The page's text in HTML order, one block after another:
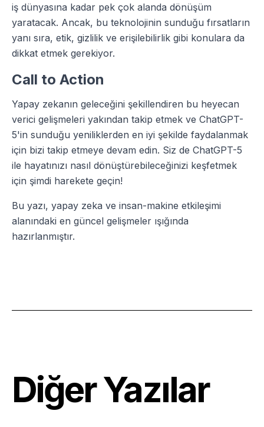
iş dünyasına kadar pek çok alanda dönüşüm
yaratacak. Ancak, bu teknolojinin sunduğu fırsatların
yanı sıra, etik, gizlilik ve erişilebilirlik gibi konulara da
dikkat etmek gerekiyor.
Call to Action
Yapay zekanın geleceğini şekillendiren bu heyecan
verici gelişmeleri yakından takip etmek ve ChatGPT-
5'in sunduğu yeniliklerden en iyi şekilde faydalanmak
için bizi takip etmeye devam edin. Siz de ChatGPT-5
ile hayatınızı nasıl dönüştürebileceğinizi keşfetmek
için şimdi harekete geçin!
Bu yazı, yapay zeka ve insan-makine etkileşimi
alanındaki en güncel gelişmeler ışığında
hazırlanmıştır.
Diğer Yazılar